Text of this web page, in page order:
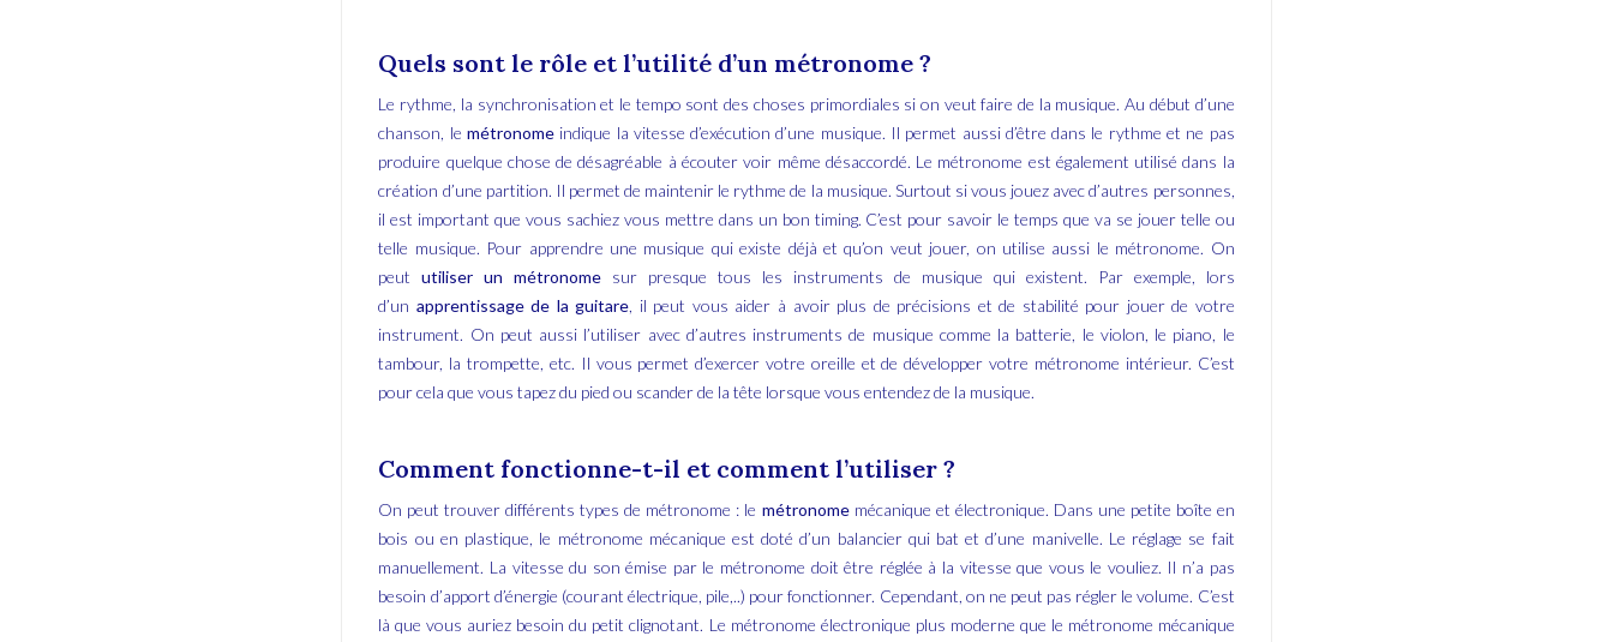
Quels sont le rôle et l’utilité d’un métronome ?
Le rythme, la synchronisation et le tempo sont des choses primordiales si on veut faire de la musique. Au début d’une
chanson, le métronomeindique la vitesse d’exécution d’une musique. Il permet aussi d’être dans le rythme et ne pas
produire quelque chose de désagréable à écouter voir même désaccordé. Le métronome est également utilisé dans la
création d’une partition. Il permet de maintenir le rythme de la musique. Surtout si vous jouez avec d’autres personnes,
il est important que vous sachiez vous mettre dans un bon timing. C’est pour savoir le temps que va se jouer telle ou
telle musique. Pour apprendre une musique qui existe déjà et qu’on veut jouer, on utilise aussi le métronome. On
peututiliser un métronome sur presque tous les instruments de musique qui existent. Par exemple, lors
d’un apprentissage de la guitare , il peut vous aider à avoir plus de précisions et de stabilité pour jouer de votre
instrument. On peut aussi l’utiliser avec d’autres instruments de musique comme la batterie, le violon, le piano, le
tambour, la trompette, etc. Il vous permet d’exercer votre oreille et de développer votre métronome intérieur. C’est
pour cela que vous tapez du pied ou scander de la tête lorsque vous entendez de la musique.
Comment fonctionne-t-il et comment l’utiliser ?
On peut trouver différents types de métronome : le métronomemécanique et électronique. Dans une petite boîte en
bois ou en plastique, le métronome mécanique est doté d’un balancier qui bat et d’une manivelle. Le réglage se fait
manuellement. La vitesse du son émise par le métronome doit être réglée à la vitesse que vous le vouliez. Il n’a pas
besoin d’apport d’énergie (courant électrique, pile,..) pour fonctionner. Cependant, on ne peut pas régler le volume. C’est
là que vous auriez besoin du petit clignotant. Le métronome électronique plus moderne que le métronome mécanique